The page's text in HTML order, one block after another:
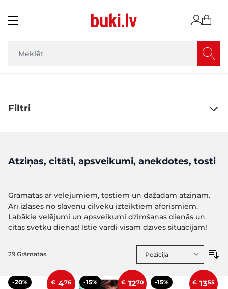
Filtri
Atziņas, citāti, apsveikumi, anekdotes, tosti
Grāmatas ar vēlējumiem, tostiem un dažādām atziņām.
Arī izlases no slavenu cilvēku izteiktiem aforismiem.
Labākie velējumi un apsveikumi dzimšanas dienās un
citās svētku dienās! Īstie vārdi visām dzīves situācijām!
29 Grāmatas
-20% € 476 -15% € 1270 -15% € 1355